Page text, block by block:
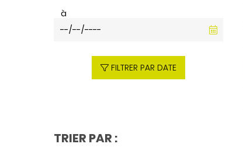
à
FILTRER PAR DATE
TRIER PAR :